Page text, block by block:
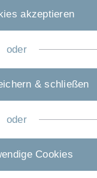
akzeptieren
oder
& schließen
oder
Cookies